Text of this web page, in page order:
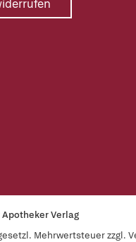
Verlag
Mehrwertsteuer zzgl.